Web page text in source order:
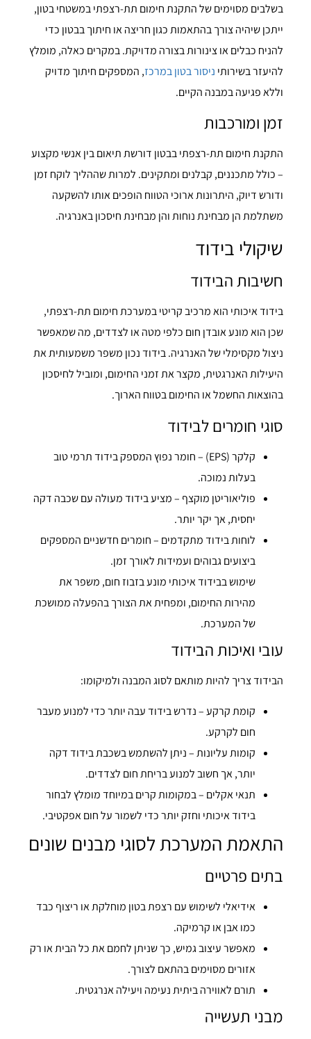
בשלבים מסוימים של התקנת חימום תת-רצפתי במשטחי בטון,
ייתכן שיהיה צורך בהתאמות כגון חריצה או חיתוך בבטון כדי
להניח כבלים או צינורות בצורה מדויקת. במקרים כאלה, מומלץ
להיעזר בשירותי ניסור בטון במרכז, המספקים חיתוך מדויק
וללא פגיעה במבנה הקיים.
זמן ומורכבות
התקנת חימום תת-רצפתי בבטון דורשת תיאום בין אנשי מקצוע
– כולל מתכננים, קבלנים ומתקינים. למרות שההליך לוקח זמן
ודורש דיוק, היתרונות ארוכי הטווח הופכים אותו להשקעה
משתלמת הן מבחינת נוחות והן מבחינת חיסכון באנרגיה.
שיקולי בידוד
חשיבות הבידוד
בידוד איכותי הוא מרכיב קריטי במערכת חימום תת-רצפתי,
שכן הוא מונע אובדן חום כלפי מטה או לצדדים, מה שמאפשר
ניצול מקסימלי של האנרגיה. בידוד נכון משפר משמעותית את
היעילות האנרגטית, מקצר את זמני החימום, ומוביל לחיסכון
בהוצאות החשמל או החימום בטווח הארוך.
סוגי חומרים לבידוד
קלקר (EPS) – חומר נפוץ המספק בידוד תרמי טוב
בעלות נמוכה.
פוליאוריטן מוקצף – מציע בידוד מעולה עם שכבה דקה
יחסית, אך יקר יותר.
לוחות בידוד מתקדמים – חומרים חדשניים המספקים
ביצועים גבוהים ועמידות לאורך זמן.
שימוש בבידוד איכותי מונע בזבוז חום, משפר את
מהירות החימום, ומפחית את הצורך בהפעלה ממושכת
של המערכת.
עובי ואיכות הבידוד
הבידוד צריך להיות מותאם לסוג המבנה ולמיקומו:
קומת קרקע – נדרש בידוד עבה יותר כדי למנוע מעבר
חום לקרקע.
קומות עליונות – ניתן להשתמש בשכבת בידוד דקה
יותר, אך חשוב למנוע בריחת חום לצדדים.
תנאי אקלים – במקומות קרים במיוחד מומלץ לבחור
בידוד איכותי וחזק יותר כדי לשמור על חום אפקטיבי.
התאמת המערכת לסוגי מבנים שונים
בתים פרטיים
אידיאלי לשימוש עם רצפת בטון מוחלקת או ריצוף כבד
כמו אבן או קרמיקה.
מאפשר עיצוב גמיש, כך שניתן לחמם את כל הבית או רק
אזורים מסוימים בהתאם לצורך.
תורם לאווירה ביתית נעימה ויעילה אנרגטית.
מבני תעשייה